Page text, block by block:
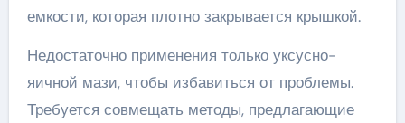
емкости, которая плотно закрывается крышкой.
Недостаточно применения только уксусно-
яичной мази, чтобы избавиться от проблемы.
Требуется совмещать методы, предлагающие